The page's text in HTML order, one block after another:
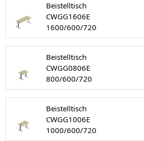
Beistelltisch
CWGG1606E
1600/600/720
Beistelltisch
CWGG0806E
800/600/720
Beistelltisch
CWGG1006E
1000/600/720